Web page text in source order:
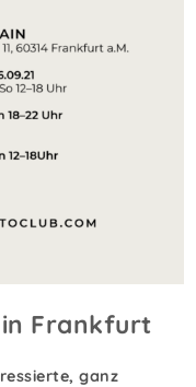
in Frankfurt
ganz